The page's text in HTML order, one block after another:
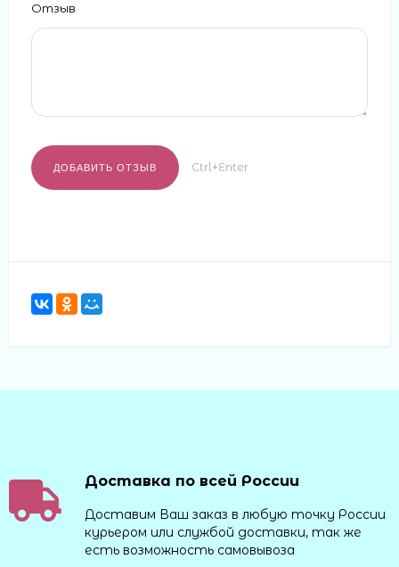
Отзыв
Ctrl+Enter
Доставка по всей России
Доставим Ваш заказ в любую точку России
курьером или службой доставки, так же
есть возможность самовывоза